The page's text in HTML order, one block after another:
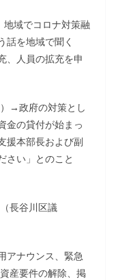
域でコロナ対策融
話を地域で聞く
、人員の拡充を申
→政府の対策とし
金の貸付が始まっ
援本部長および副
さい」とのこと
長谷川区議
アナウンス、緊急
産要件の解除、掲